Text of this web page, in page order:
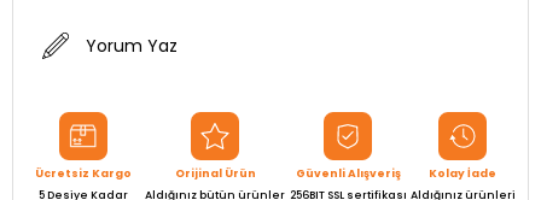
Yorum Yaz
Ücretsiz Kargo
5 Desiye Kadar
Orijinal Ürün
Aldığınız bütün ürünler
Güvenli Alışveriş
256BIT SSL sertifikası
Kolay İade
Aldığınız ürünleri